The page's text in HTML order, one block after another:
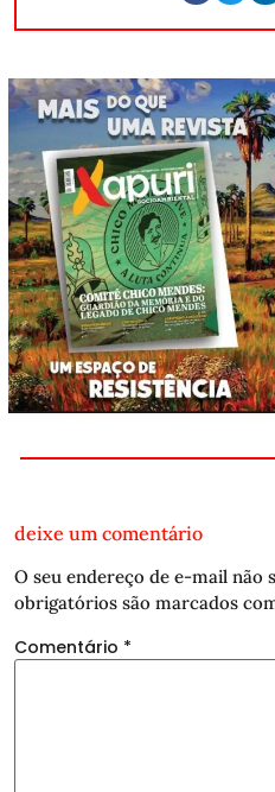
deixe um comentário
O seu endereço de e-mail não
obrigatórios são marcados
Comentário *